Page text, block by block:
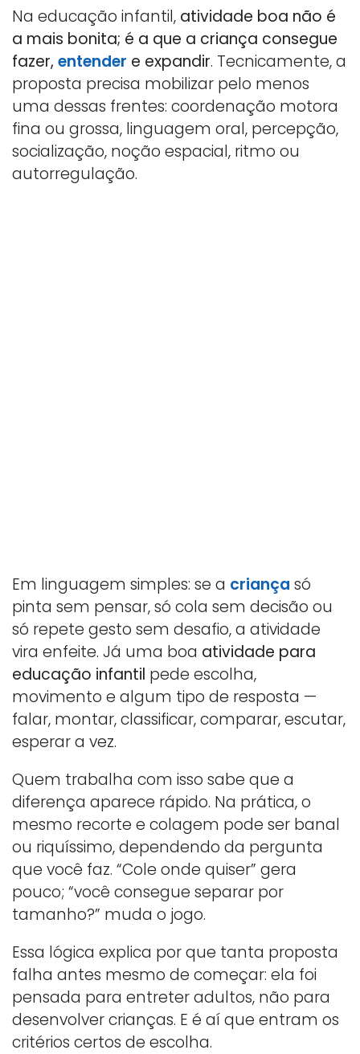
Na educação infantil, atividade boa não é
a mais bonita; é a que a criança consegue
fazer, entender e expandir. Tecnicamente, a
proposta precisa mobilizar pelo menos
uma dessas frentes: coordenação motora
fina ou grossa, linguagem oral, percepção,
socialização, noção espacial, ritmo ou
autorregulação.
Em linguagem simples: se a criança só
pinta sem pensar, só cola sem decisão ou
só repete gesto sem desafio, a atividade
vira enfeite. Já uma boa atividade para
educação infantil pede escolha,
movimento e algum tipo de resposta —
falar, montar, classificar, comparar, escutar,
esperar a vez.
Quem trabalha com isso sabe que a
diferença aparece rápido. Na prática, o
mesmo recorte e colagem pode ser banal
ou riquíssimo, dependendo da pergunta
que você faz. “Cole onde quiser” gera
pouco; “você consegue separar por
tamanho?” muda o jogo.
Essa lógica explica por que tanta proposta
falha antes mesmo de começar: ela foi
pensada para entreter adultos, não para
desenvolver crianças. E é aí que entram os
critérios certos de escolha.